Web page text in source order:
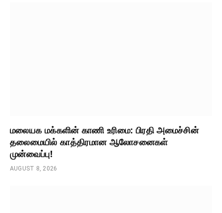
மலையக மக்களின் காணி உரிமை: பிரதி அமைச்சின்
தலைமையில் காத்திரமான ஆலோசனைகள்
முன்வைப்பு!
AUGUST 8, 2026